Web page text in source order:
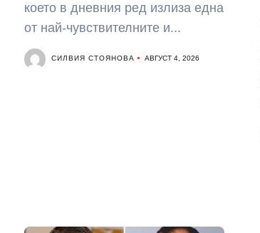
което в дневния ред излиза една
от най-чувствителните и...
СИЛВИЯ СТОЯНОВА АВГУСТ 4, 2026